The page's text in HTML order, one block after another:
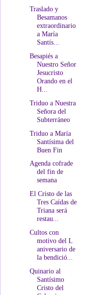
Traslado y
Besamanos
extraordinario
a María
Santís...
Besapiés a
Nuestro Señor
Jesucristo
Orando en el
H...
Triduo a Nuestra
Señora del
Subterráneo
Triduo a María
Santísima del
Buen Fin
Agenda cofrade
del fin de
semana
El Cristo de las
Tres Caídas de
Triana será
restau...
Cultos con
motivo del L
aniversario de
la bendició...
Quinario al
Santísimo
Cristo del